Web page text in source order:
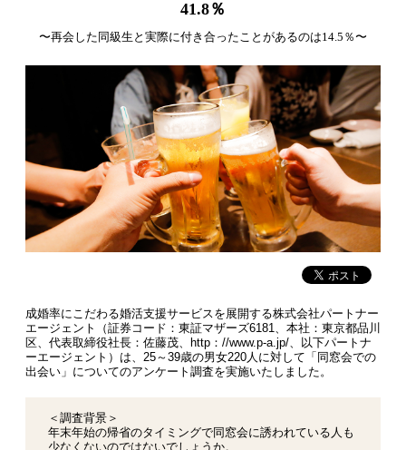
41.8％
〜再会した同級生と実際に付き合ったことがあるのは14.5％〜
成婚率にこだわる婚活支援サービスを展開する株式会社パートナー
エージェント（証券コード：東証マザーズ6181、本社：東京都品川
区、代表取締役社長：佐藤茂、http：//www.p-a.jp/、以下パートナ
ーエージェント）は、25～39歳の男女220人に対して「同窓会での
出会い」についてのアンケート調査を実施いたしました。
＜調査背景＞
年末年始の帰省のタイミングで同窓会に誘われている人も
少なくないのではないでしょうか。